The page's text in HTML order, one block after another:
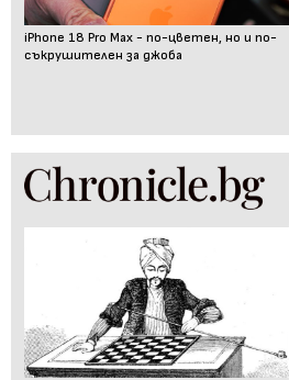
iPhone 18 Pro Max - по-цветен, но и по-
съкрушителен за джоба